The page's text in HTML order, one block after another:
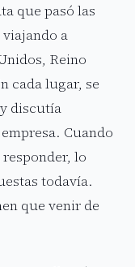
que pasó las
a
Reino
cada lugar, se
discutía
Cuando
lo
todavía.
que venir de